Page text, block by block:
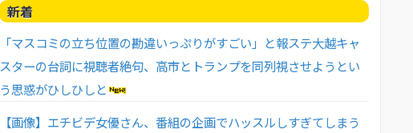
新着
「マスコミの立ち位置の勘違いっぷりがすごい」と報ステ大越キャ
スターの台詞に視聴者絶句、高市とトランプを同列視させようとい
う思惑がひしひしと
【画像】エチビデ女優さん、番組の企画でハッスルしすぎてしまう